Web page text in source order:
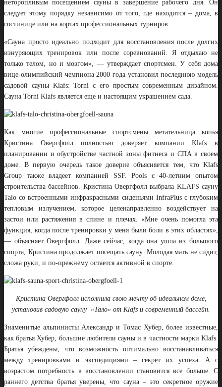
неторопливым посещением сауны в завершение рабочего дня. Он
следует этому порядку независимо от того, где находится – дома, в
гостинице или на кортах профессиональных турниров.
«Сауна просто идеально подходит для восстановления после долгих
изнуряющих тренировок или после соревнований. Я отдыхаю не
только телом, но и мозгом», — утверждает спортсмен. У себя дома
вице-олимпийский чемпиона 2000 года установил последнюю модель
садовой сауны Klafs: Torni с его простым современным дизайном.
Сауна Torni Klafs является еще и настоящим украшением сада.
Как многие профессиональные спортсмены метательница копья
Кристина Овергфолл полностью доверяет компании Klafs в
планировании и обустройстве частной зоны фитнеса и СПА в своем
доме. В первую очередь такое доверие объясняется тем, что Klafs
Group также владеет компанией SSF. Pools с 40-летним опытом
строительства бассейнов. Кристина Овергфолл выбрала KLAFS сауну
Talo со встроенными инфракрасными сиденьями InfraPlus с глубоким
тепловым излучением, которое целенаправленно воздействует на
застои или растяжения в спине и плечах. «Мне очень помогла эта
функция, когда после тренировки у меня были боли в этих областях»,
— объясняет Овергфолл. Даже сейчас, когда она ушла из большого
спорта, Кристина продолжает посещать сауну. Молодая мать не сидит,
сложа руки, и по-прежнему остается активной в спорте.
Кристина Овергфолл исполнила свою мечту об идеальном доме,
установив садовую сауну «Тало» от Klafs и современный бассейн.
Знаменитые альпинисты Александр и Томас Хубер, более известные,
как братья Хубер, большие любители сауны и в частности марки Klafs.
Братья убеждены, что возможность оптимально восстанавливаться
между тренировками и экспедициями – секрет их успеха. А с
возрастом потребность в восстановлении становится все больше. С
раннего детства братья уверены, что сауна – это секретное оружие